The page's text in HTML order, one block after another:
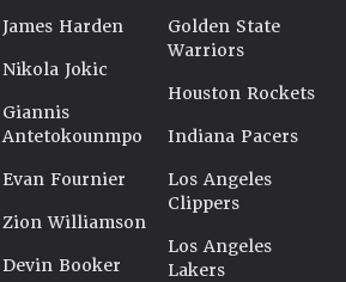
James Harden
Nikola Jokic
Giannis
Antetokounmpo
Evan Fournier
Zion Williamson
Devin Booker
Golden State
Warriors
Houston Rockets
Indiana Pacers
Los Angeles
Clippers
Los Angeles
Lakers